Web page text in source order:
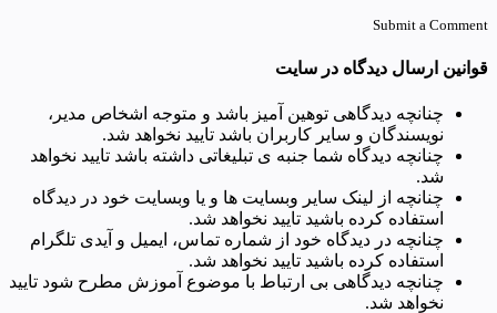
Submit a Comment
قوانین ارسال دیدگاه در سایت
چنانچه دیدگاهی توهین آمیز باشد و متوجه اشخاص مدیر،
نویسندگان و سایر کاربران باشد تایید نخواهد شد.
چنانچه دیدگاه شما جنبه ی تبلیغاتی داشته باشد تایید نخواهد
شد.
چنانچه از لینک سایر وبسایت ها و یا وبسایت خود در دیدگاه
استفاده کرده باشید تایید نخواهد شد.
چنانچه در دیدگاه خود از شماره تماس، ایمیل و آیدی تلگرام
استفاده کرده باشید تایید نخواهد شد.
چنانچه دیدگاهی بی ارتباط با موضوع آموزش مطرح شود تایید
نخواهد شد.